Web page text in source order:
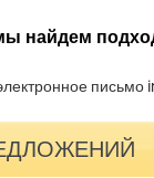
найдем
письмо